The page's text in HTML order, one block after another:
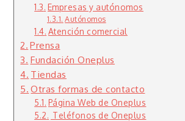
Empresas y autónomos
Autónomos
Atención comercial
Prensa
Fundación Oneplus
Tiendas
Otras formas de contacto
Página Web de Oneplus
Teléfonos de Oneplus